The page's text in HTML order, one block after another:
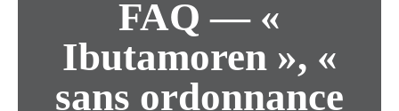
FAQ — «
Ibutamoren », «
sans ordonnance